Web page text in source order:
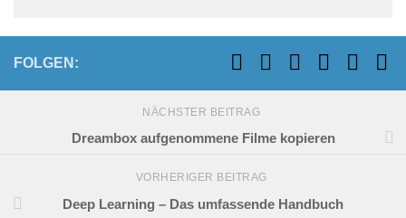
FOLGEN:
NÄCHSTER BEITRAG
Dreambox aufgenommene Filme kopieren
VORHERIGER BEITRAG
Deep Learning – Das umfassende Handbuch